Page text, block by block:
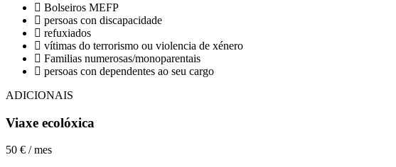
Bolseiros MEFP
persoas con discapacidade
refuxiados
vítimas do terrorismo ou violencia de xénero
Familias numerosas/monoparentais
persoas con dependentes ao seu cargo
ADICIONAIS
Viaxe ecolóxica
50 € / mes